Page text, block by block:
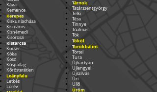
Káva
Kemence
Kerepes
Kiskunlacháza
Kismaros
Kisnémedi
Kisoroszi
Kistarcsa
Kocsér
Kóka
Kosd
Kóspallag
Kőröstetétlen
Leányfalu
Letkés
Lórév
Tárnok
Tatárszentgyörgy
Telki
Tésa
Tinnye
Tóalmás
Tök
Tököl
Törökbálint
Törtel
Tura
Újhartyán
Újlengyel
Újszilvás
Úri
Üllő
Üröm